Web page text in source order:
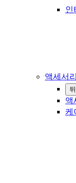
인
액세서리
액
케